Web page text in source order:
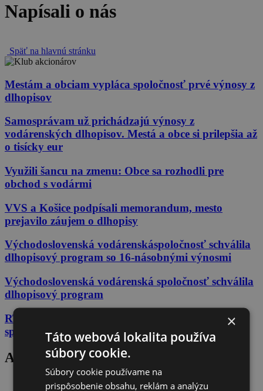
Napísali o nás
Späť na hlavnú stránku
Mestám a obciam vypláca spoločnosť prvé výnosy z
dlhopisov
Samosprávam už prichádzajú výnosy z
vodárenských dlhopisov. Mestá a obce si prilepšia až
o tisícky eur
Využili šancu na zmenu: Obce sa rozhodli pre
obchod s vodármi
VVS a Košice podpísali memorandum, mesto
prejavilo záujem o dlhopisy
Východoslovenská vodárenskáspoločnosť schválila
dlhopisový program so 16-násobnými výnosmi
Východoslovenská vodárenská spoločnosť schválila
dlhopisový program
RTVS s Východoslovenskou vodárenskou
spoločnosťou vyhlasujú ocenenie
Aké výnosy môže mať Vaše mesto/obec?
×
Táto webová lokalita používa
súbory cookie.
Súbory cookie používame na
prispôsobenie obsahu, reklám a analýzu